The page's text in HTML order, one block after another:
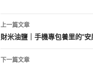
文
章
導
上一篇文章
財米油鹽｜手機專包養里的“
下一篇文章